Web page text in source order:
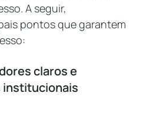
A seguir,
pontos que garantem
claros e
institucionais